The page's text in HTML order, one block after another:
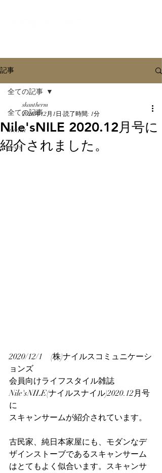
記事
全ての記事
media
news
全ての記事
Nile'sNILE 2020.12月号に
紹介されました。
skantherm
2020年12月1日 読了時間: 1分
2020/12/1　(株)ナイルスコミュニケーシ
ョンズ
会員向けライフスタイル雑誌
Nile'sNILE(ナイルスナイル)2020.12月号
に
スキャンサームが紹介されています。
古民家、純日本家屋にも、モダンなデ
ザインストーブであるスキャンサーム
はとてもよく似合います。スキャンサ